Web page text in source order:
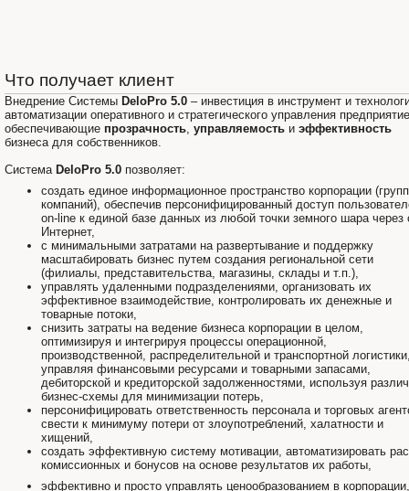
Что получает клиент
Внедрение Системы DeloPro 5.0 – инвестиция в инструмент и
автоматизации оперативного и стратегического управления
обеспечивающие прозрачность, управляемость и эффективность
бизнеса для собственников.
Система DeloPro 5.0 позволяет:
создать единое информационное пространство корпорации
компаний), обеспечив персонифицированный доступ
on-line к единой базе данных из любой точки земного шара через
Интернет,
с минимальными затратами на развертывание и поддержку
масштабировать бизнес путем создания региональной сети
(филиалы, представительства, магазины, склады и т.п.),
управлять удаленными подразделениями, организовать их
эффективное взаимодействие, контролировать их денежные и
товарные потоки,
снизить затраты на ведение бизнеса корпорации в целом,
оптимизируя и интегрируя процессы операционной,
производственной, распределительной и транспортной
управляя финансовыми ресурсами и товарными запасами,
дебиторской и кредиторской задолженностями, используя
бизнес-схемы для минимизации потерь,
персонифицировать ответственность персонала и торговых
свести к минимуму потери от злоупотреблений, халатности и
хищений,
создать эффективную систему мотивации, автоматизировать
комиссионных и бонусов на основе результатов их работы,
эффективно и просто управлять ценообразованием в корпорации,